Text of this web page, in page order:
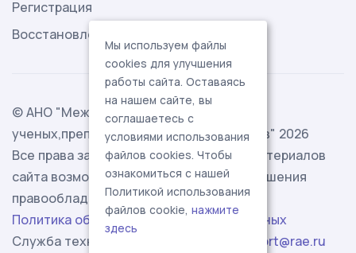
Регистрация
Восстановление пароля
© АНО "Международная ассоциация
ученых,преподавателей и специалистов" 2026
Все права защищены. Использование материалов
сайта возможно исключительно с разрешения
правообладателя.
Политика обработки персональных данных
Служба технической поддержки -
support@rae.ru
Мы используем файлы
cookies для улучшения
работы сайта. Оставаясь
на нашем сайте, вы
соглашаетесь с
условиями использования
файлов cookies. Чтобы
ознакомиться с нашей
Политикой использования
файлов cookie, нажмите
здесь